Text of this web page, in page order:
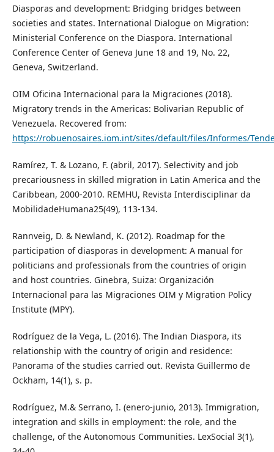
Diasporas and development: Bridging bridges between
societies and states. International Dialogue on Migration:
Ministerial Conference on the Diaspora. International
Conference Center of Geneva June 18 and 19, No. 22,
Geneva, Switzerland.
OIM Oficina Internacional para la Migraciones (2018).
Migratory trends in the Americas: Bolivarian Republic of
Venezuela. Recovered from:
https://robuenosaires.iom.int/sites/default/files/Informes/
Ramírez, T. & Lozano, F. (abril, 2017). Selectivity and job
precariousness in skilled migration in Latin America and the
Caribbean, 2000-2010. REMHU, Revista Interdisciplinar da
MobilidadeHumana25(49), 113-134.
Rannveig, D. & Newland, K. (2012). Roadmap for the
participation of diasporas in development: A manual for
politicians and professionals from the countries of origin
and host countries. Ginebra, Suiza: Organización
Internacional para las Migraciones OIM y Migration Policy
Institute (MPY).
Rodríguez de la Vega, L. (2016). The Indian Diaspora, its
relationship with the country of origin and residence:
Panorama of the studies carried out. Revista Guillermo de
Ockham, 14(1), s. p.
Rodríguez, M.& Serrano, I. (enero-junio, 2013). Immigration,
integration and skills in employment: the role, and the
challenge, of the Autonomous Communities. LexSocial 3(1),